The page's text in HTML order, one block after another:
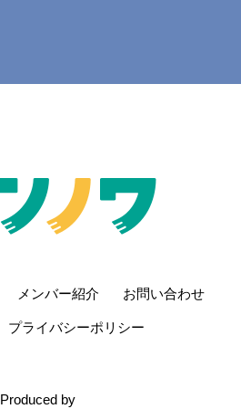
さらに読み込む...
メンバー紹介 お問い合わせ
プライバシーポリシー
Produced by